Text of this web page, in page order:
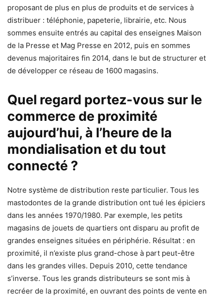
proposant de plus en plus de produits et de services à
distribuer : téléphonie, papeterie, librairie, etc. Nous
sommes ensuite entrés au capital des enseignes Maison
de la Presse et Mag Presse en 2012, puis en sommes
devenus majoritaires fin 2014, dans le but de structurer et
de développer ce réseau de 1600 magasins.
Quel regard portez-vous sur le
commerce de proximité
aujourd’hui, à l’heure de la
mondialisation et du tout
connecté ?
Notre système de distribution reste particulier. Tous les
mastodontes de la grande distribution ont tué les épiciers
dans les années 1970/1980. Par exemple, les petits
magasins de jouets de quartiers ont disparu au profit de
grandes enseignes situées en périphérie. Résultat : en
proximité, il n’existe plus grand-chose à part peut-être
dans les grandes villes. Depuis 2010, cette tendance
s’inverse. Tous les grands distributeurs se sont mis à
recréer de la proximité, en ouvrant des points de vente en